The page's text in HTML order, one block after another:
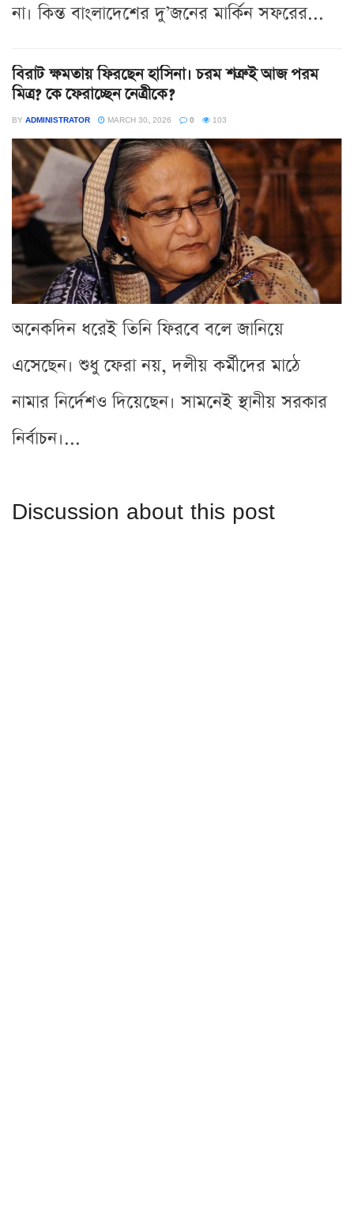
না। কিন্ত বাংলাদেশের দু’জনের মার্কিন সফরের...
বিরাট ক্ষমতায় ফিরছেন হাসিনা। চরম শত্রুই আজ পরম
মিত্র? কে ফেরাচ্ছেন নেত্রীকে?
BY ADMINISTRATOR MARCH 30, 2026 0 103
অনেকদিন ধরেই তিনি ফিরবে বলে জানিয়ে
এসেছেন। শুধু ফেরা নয়, দলীয় কর্মীদের মাঠে
নামার নির্দেশও দিয়েছেন। সামনেই স্থানীয় সরকার
নির্বাচন।...
Discussion about this post